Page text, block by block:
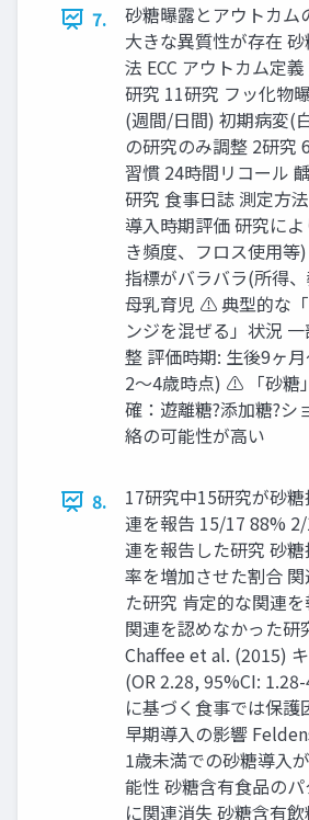
7.
砂糖曝露とアウトカム
大きな異質性が存在
法 ECC アウトカム定
研究 11研究 フッ化物
(週間/日間) 初期病変(
の研究のみ調整 2研究
習慣 24時間リコール
研究 食事日誌 測定方
導入時期評価 研究に
き頻度、フロス使用等
指標がバラバラ(所得
母乳育児 ⚠ 典型的な
ンジを混ぜる」状況
整 評価時期: 生後9ヶ
2〜4歳時点) ⚠ 「砂糖
確：遊離糖?添加糖?シ
絡の可能性が高い
8.
17研究中15研究が砂糖
連を報告 15/17 88%
連を報告した研究 砂糖
率を増加させた割合
た研究 肯定的な関連
関連を認めなかった研
Chaffee et al. (2015)
(OR 2.28, 95%CI:
に基づく食事では保護
早期導入の影響
1歳未満での砂糖導入
能性 砂糖含有食品の
に関連消失 砂糖含有